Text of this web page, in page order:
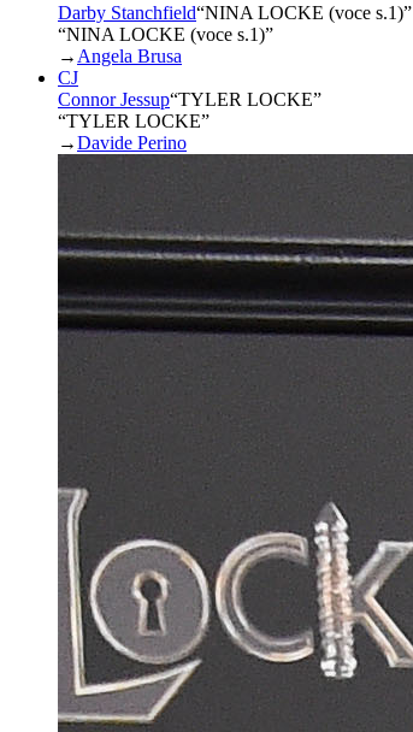
Darby Stanchfield“NINA LOCKE (voce s.1)”
“NINA LOCKE (voce s.1)”
→ Angela Brusa
CJ
Connor Jessup“TYLER LOCKE”
“TYLER LOCKE”
→Davide Perino